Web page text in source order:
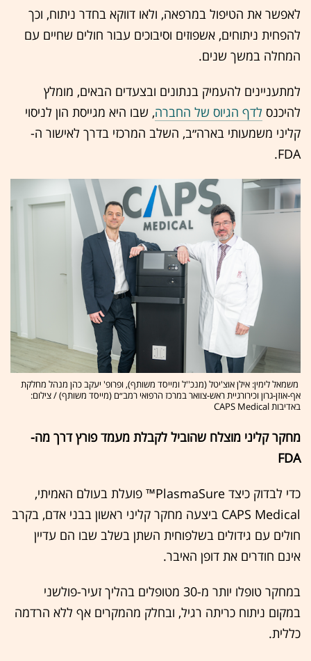
לאפשר את הטיפול במרפאה, ולאו דווקא בחדר ניתוח, וכך
להפחית ניתוחים, אשפוזים וסיבוכים עבור חולים שחיים עם
המחלה במשך שנים.
למתעניינים להעמיק בנתונים ובצעדים הבאים, מומלץ
להיכנס לדף הגיוס של החברה, שבו היא מגייסת הון לניסוי
קליני משמעותי בארה״ב, השלב המרכזי בדרך לאישור ה-
FDA.
משמאל לימין: אילן אוצ'יטל (מנכ''ל ומייסד משותף), ופרופ' יעקב כהן מנהל מחלקת
אף‑אוזן‑גרון וכירורגיית ראש‑צוואר במרכז הרפואי רמב״ם (מייסד משותף) / צילום:
באדיבות CAPS Medical
מחקר קליני מוצלח שהוביל לקבלת מעמד פורץ דרך מה-
FDA
כדי לבדוק כיצד PlasmaSure™ פועלת בעולם האמיתי,
CAPS Medical ביצעה מחקר קליני ראשון בבני אדם, בקרב
חולים עם גידולים בשלפוחית השתן בשלב שבו הם עדיין
אינם חודרים את דופן האיבר.
במחקר טופלו יותר מ-30 מטופלים בהליך זעיר-פולשני
במקום ניתוח כריתה רגיל, ובחלק מהמקרים אף ללא הרדמה
כללית.